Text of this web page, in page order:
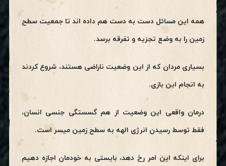
همه این مسائل دست به دست هم داده اند تا جمعیت سطح
زمین را به وضع تجزیه و تفرقه برسد.
بسیاری مردان که از این وضعیت ناراضی هستند، شروع کردند
به انجام این بازی.
درمان واقعی این وضعیت از هم گسستگی جنسی انسان،
فقط توسط رسیدن انرژی الهه به سطح زمین میسر است.
برای اینکه این امر رخ دهد، بایستی به خودمان اجازه دهیم